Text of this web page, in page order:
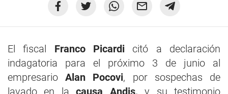
El fiscal Franco Picardi citó a declaración
indagatoria para el próximo 3 de junio al
empresarioAlan Pocovi, por sospechas de